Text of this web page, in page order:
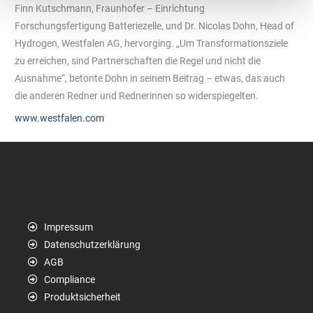
Finn Kutschmann, Fraunhofer – Einrichtung
Forschungsfertigung Batteriezelle, und Dr. Nicolas Dohn, Head of
Hydrogen, Westfalen AG, hervorging. „Um Transformationsziele
zu erreichen, sind Partnerschaften die Regel und nicht die
Ausnahme“, betonte Dohn in seinem Beitrag – etwas, das auch
die anderen Redner und Rednerinnen so widerspiegelten.
www.westfalen.com
Impressum
Datenschutzerklärung
AGB
Compliance
Produktsicherheit